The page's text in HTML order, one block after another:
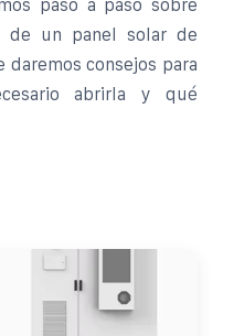
paso a paso sobre
de un panel solar de
daremos consejos para
abrirla y qué